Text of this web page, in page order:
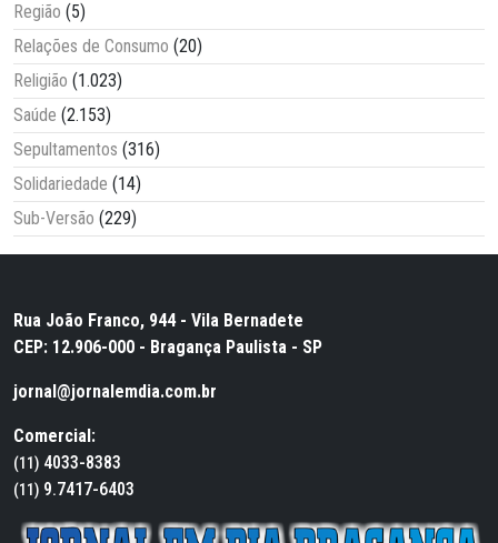
Região (5)
Relações de Consumo (20)
Religião (1.023)
Saúde (2.153)
Sepultamentos (316)
Solidariedade (14)
Sub-Versão (229)
Rua João Franco, 944 - Vila Bernadete
CEP: 12.906-000 - Bragança Paulista - SP
jornal@jornalemdia.com.br
Comercial:
(11) 4033-8383
(11) 9.7417-6403